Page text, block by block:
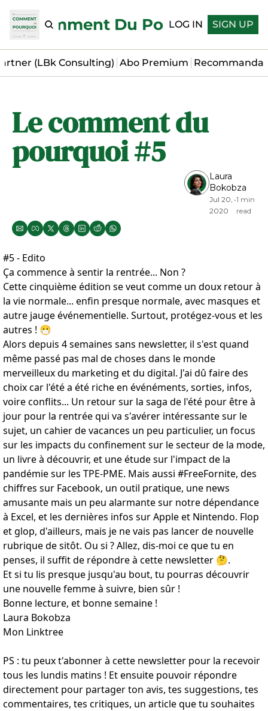
Le Comment Du Pourquoi
LOG IN SIGN UP
(LBk Consulting) Abo Premium
Le comment du
pourquoi #5
Laura
Bokobza
Jul 20,
2020
•1 min
read
#5 - Edito
Ça commence à sentir la rentrée... Non ?
Cette cinquième édition se veut comme un doux retour à
la vie normale... enfin presque normale, avec masques et
autre jauge événementielle. Surtout, protégez-vous et les
autres ! 😷
Alors depuis 4 semaines sans newsletter, il s'est quand
même passé pas mal de choses dans le monde
merveilleux du marketing et du digital. J'ai dû faire des
choix car l'été a été riche en événéments, sorties, infos,
voire conflits... Un retour sur la saga de l'été pour être à
jour pour la rentrée qui va s'avérer intéressante sur le
sujet, un cahier de vacances un peu particulier, un focus
sur les impacts du confinement sur le secteur de la mode,
un livre à découvrir, et une étude sur l'impact de la
pandémie sur les TPE-PME. Mais aussi #FreeFornite, des
chiffres sur Facebook, un outil pratique, une news
amusante mais un peu alarmante sur notre dépendance
à Excel, et les dernières infos sur Apple et Nintendo. Flop
et glop, d'ailleurs, mais je ne vais pas lancer de nouvelle
rubrique de sitôt. Ou si ? Allez, dis-moi ce que tu en
penses, il suffit de répondre à cette newsletter 🤔.
Et si tu lis presque jusqu'au bout, tu pourras découvrir
une nouvelle femme à suivre, bien sûr !
Bonne lecture, et bonne semaine !
Laura Bokobza
Mon Linktree
PS : tu peux t'abonner à cette newsletter pour la recevoir
tous les lundis matins ! Et ensuite pouvoir répondre
directement pour partager ton avis, tes suggestions, tes
commentaires, tes critiques, un article que tu souhaites